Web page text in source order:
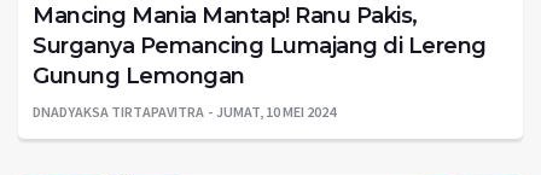
Mancing Mania Mantap! Ranu Pakis,
Surganya Pemancing Lumajang di Lereng
Gunung Lemongan
DNADYAKSA TIRTAPAVITRA JUMAT, 10 MEI 2024